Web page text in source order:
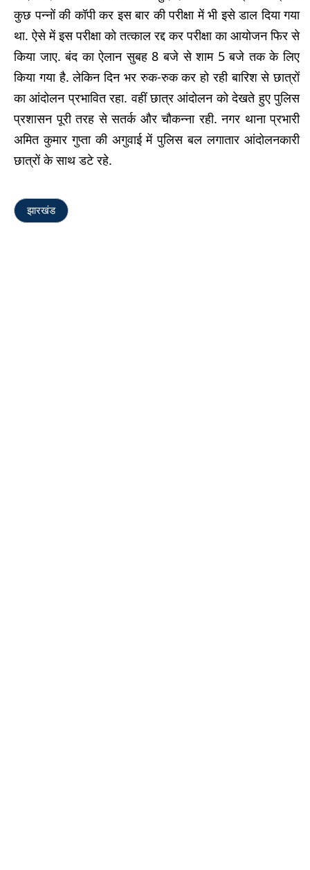
कुछ पन्नों की कॉपी कर इस बार की परीक्षा में भी इसे डाल दिया गया
था. ऐसे में इस परीक्षा को तत्काल रद्द कर परीक्षा का आयोजन फिर से
किया जाए. बंद का ऐलान सुबह 8 बजे से शाम 5 बजे तक के लिए
किया गया है. लेकिन दिन भर रुक-रुक कर हो रही बारिश से छात्रों
का आंदोलन प्रभावित रहा. वहीं छात्र आंदोलन को देखते हुए पुलिस
प्रशासन पूरी तरह से सतर्क और चौकन्ना रही. नगर थाना प्रभारी
अमित कुमार गुप्ता की अगुवाई में पुलिस बल लगातार आंदोलनकारी
छात्रों के साथ डटे रहे.
झारखंड